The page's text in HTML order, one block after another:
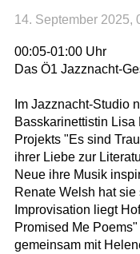
14. September 2025,
00:05-01:00 Uhr
Das Ö1 Jazznacht-
Im Jazznacht-Studio
Basskarinettistin
Projekts "Es sind
ihrer Liebe zur
Neue ihre Musik
Renate Welsh hat
Improvisation liegt
Promised Me
gemeinsam mit